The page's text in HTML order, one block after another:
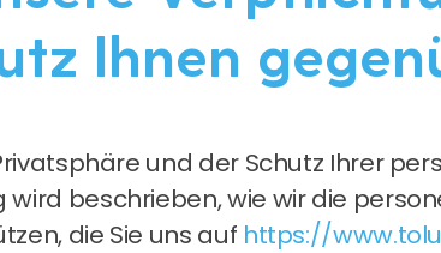
Ihnen
und der Schutz Ihrer
beschrieben, wie wir die
die Sie uns auf https://